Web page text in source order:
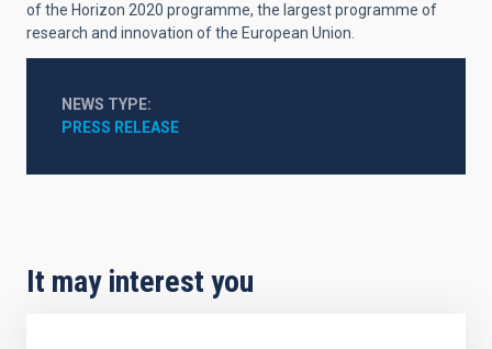
of the Horizon 2020 programme, the largest programme of
research and innovation of the European Union.
NEWS TYPE
PRESS RELEASE
It may interest you